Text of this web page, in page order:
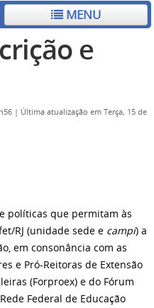
MENU
e
| Última atualização em Terça, 15 de
políticas que permitam às
RJ (unidade sede e campi) a
em consonância com as
e Pró-Reitoras de Extensão
(Forproex) e do Fórum
Federal de Educação